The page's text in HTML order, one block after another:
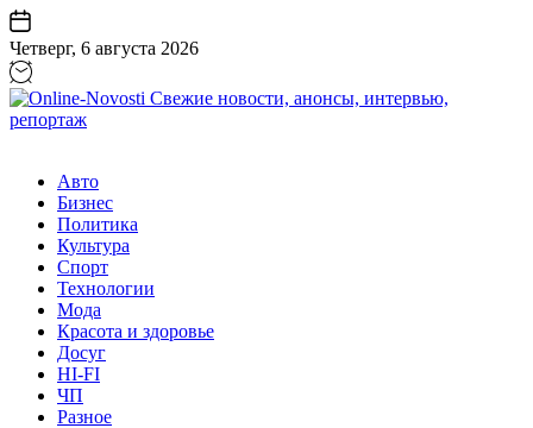
Перейти
к
содержанию
Четверг, 6 августа 2026
Свежие
новости,
анонсы,
интервью,
репортаж
Авто
Бизнес
Политика
Культура
Спорт
Технологии
Мода
Красота и здоровье
Досуг
HI-FI
ЧП
Разное